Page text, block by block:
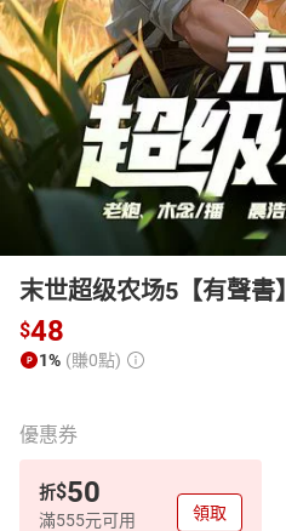
日本購物 電子/紙本書
HOT
末世超级农场5【有聲書】
$48
1% (賺0點)
優惠券
折$50
滿555元可用 領取